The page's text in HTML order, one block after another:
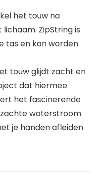
het touw na
ZipString is
tas en kan worden
touw glijdt zacht en
dat hiermee
het fascinerende
waterstroom
je handen afleiden